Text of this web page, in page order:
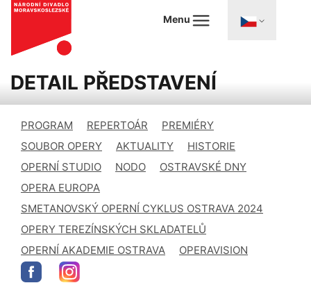
Menu
DETAIL PŘEDSTAVENÍ
PROGRAM REPERTOÁR
PREMIÉRY
SOUBOR OPERY
AKTUALITY
HISTORIE
OPERNÍ STUDIO
NODO
OSTRAVSKÉ DNY
OPERA EUROPA
SMETANOVSKÝ OPERNÍ CYKLUS OSTRAVA 2024
OPERY TEREZÍNSKÝCH SKLADATELŮ
OPERNÍ AKADEMIE OSTRAVA
OPERAVISION